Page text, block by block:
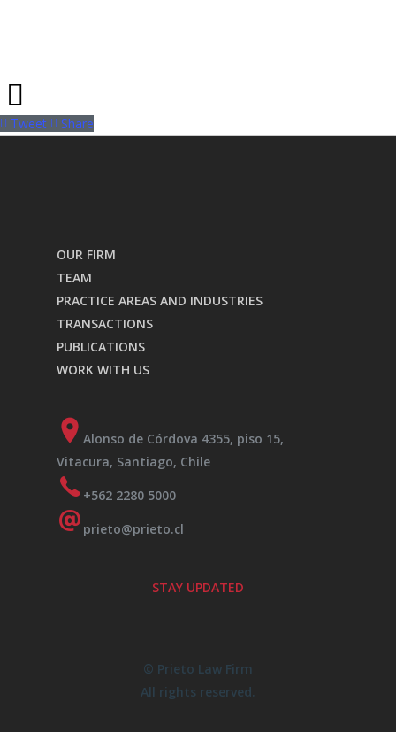
Tweet Share
OUR FIRM
TEAM
PRACTICE AREAS AND INDUSTRIES
TRANSACTIONS
PUBLICATIONS
WORK WITH US
Alonso de Córdova 4355, piso 15,
Vitacura, Santiago, Chile
+562 2280 5000
prieto@prieto.cl
STAY UPDATED
© Prieto Law Firm
All rights reserved.